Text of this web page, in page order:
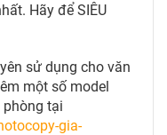
Hãy để SIÊU
sử dụng cho văn
một số model
phòng tại
gia-